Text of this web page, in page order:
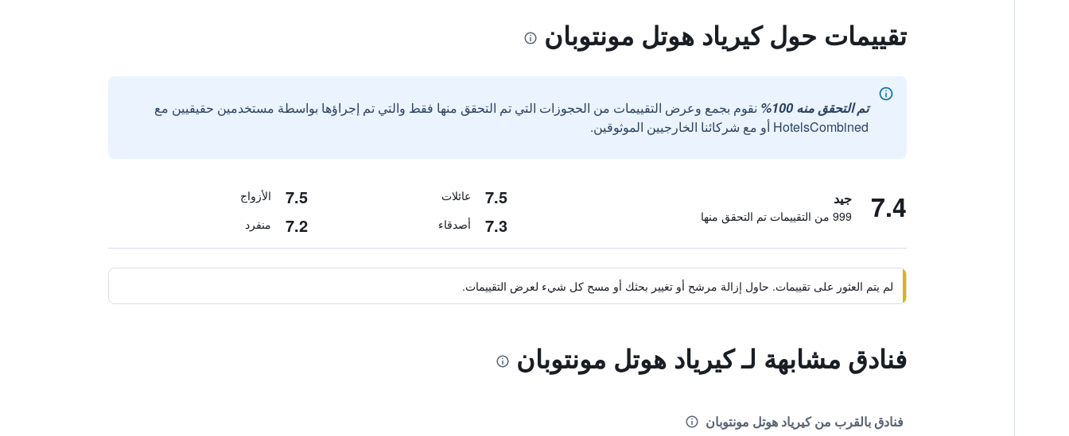
تقييمات حول كيرياد هوتل مونتوبان
تم التحقق منه 100%
نقوم بجمع وعرض التقييمات من الحجوزات التي تم التحقق منها فقط والتي تم إجراؤها بواسطة مستخدمين حقيقيين مع
HotelsCombined أو مع شركائنا الخارجيين الموثوقين.
7.4 جيد
999 من التقييمات تم التحقق منها
7.5 عائلات 7.5 الأزواج
7.3 أصدقاء 7.2 منفرد
لم يتم العثور على تقييمات. حاول إزالة مرشح أو تغيير بحثك أو مسح كل شيء لعرض التقييمات.
فنادق مشابهة لـ كيرياد هوتل مونتوبان
فنادق بالقرب من كيرياد هوتل مونتوبان